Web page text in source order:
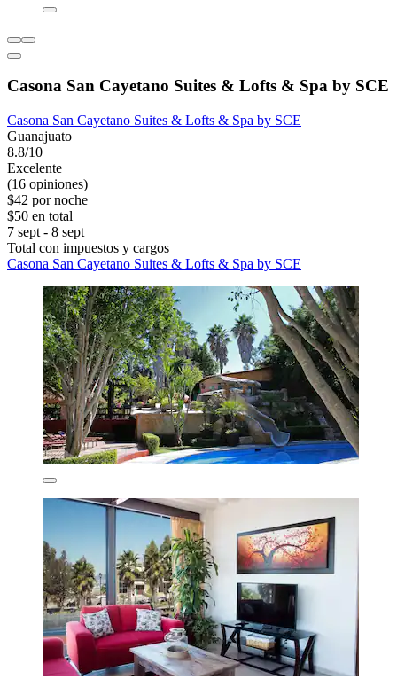
Casona San Cayetano Suites & Lofts & Spa by SCE
Casona San Cayetano Suites & Lofts & Spa by SCE
Guanajuato
8.8/10
Excelente
(16 opiniones)
$42 por noche
$50 en total
7 sept - 8 sept
Total con impuestos y cargos
Casona San Cayetano Suites & Lofts & Spa by SCE